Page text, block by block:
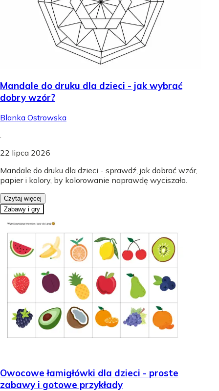
Mandale do druku dla dzieci - jak wybrać
dobry wzór?
Blanka Ostrowska
22 lipca 2026
Mandale do druku dla dzieci - sprawdź, jak dobrać wzór,
papier i kolory, by kolorowanie naprawdę wyciszało.
Czytaj więcej
Zabawy i gry
Owocowe łamigłówki dla dzieci - proste
zabawy i gotowe przykłady